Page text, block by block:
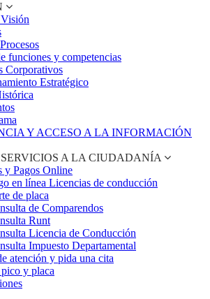
funciones y competencias
Corporativos
Estratégico
Y ACCESO A LA INFORMACIÓN
A LA CIUDADANÍA
y Pagos Online
en línea Licencias de conducción
de placa
de Comparendos
Runt
Licencia de Conducción
Impuesto Departamental
atención y pida una cita
y placa